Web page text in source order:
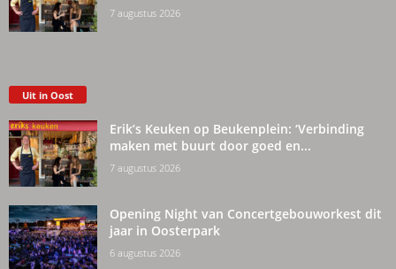
7 augustus 2026
Uit in Oost
Erik’s Keuken op Beukenplein: ‘Verbinding
maken met buurt door goed en...
7 augustus 2026
Opening Night van Concertgebouworkest dit
jaar in Oosterpark
6 augustus 2026